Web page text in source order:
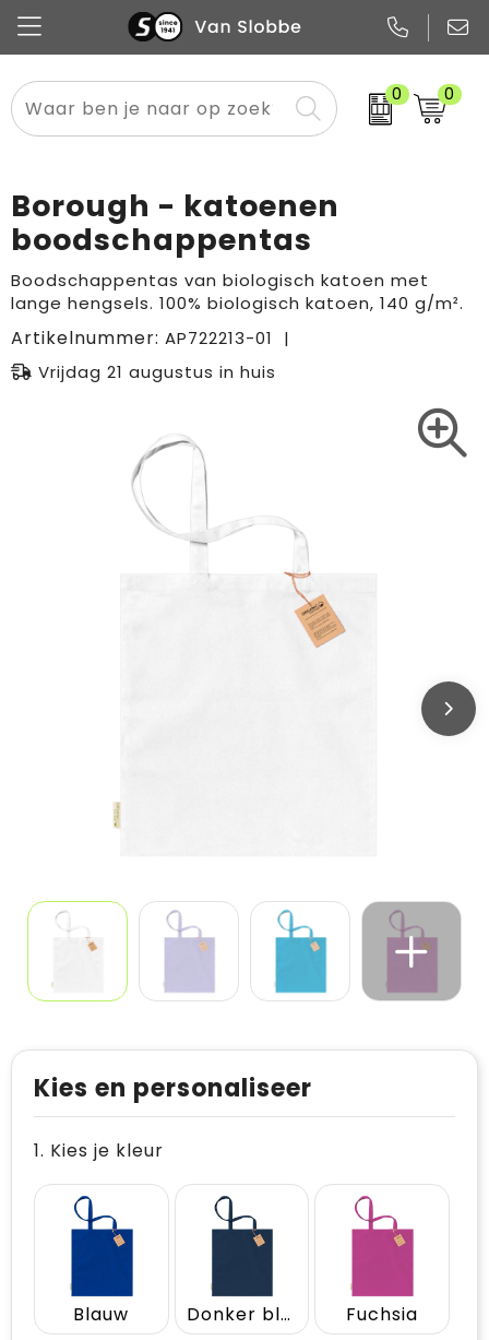
0 0
Alle categorieën
Snoep
Promo
Pennen
Notitieboekjes
Papier
Flessen
Glazen en karaffen
Merken
Meest gekozen
Sportkleding
Overig textiel
Boodschappen- en draagtassen
Sport & vrije tijd
Rugzakken
Borough - katoenen
boodschappentas
Boodschappentas van biologisch katoen met
lange hengsels. 100% biologisch katoen, 140 g/m².
Artikelnummer: AP722213-01
Vrijdag 21 augustus in huis
Kies en personaliseer
1. Kies je kleur
Blauw Donker blauw Fuchsia